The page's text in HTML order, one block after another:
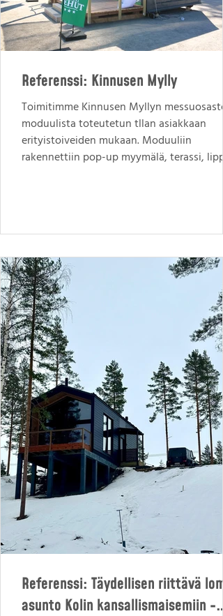
Referenssi: Kinnusen Mylly
Toimitimme Kinnusen Myllyn
moduulista toteutetun tllan asiakkaan
erityistoiveiden mukaan. Moduuliin
rakennettiin pop-up myymälä, terassi,
marko.ruuskanen@protilaratkaisut.fi ​+358
411 4703
Referenssi: Täydellisen riittävä
asunto Kolin kansallismaisemiin -